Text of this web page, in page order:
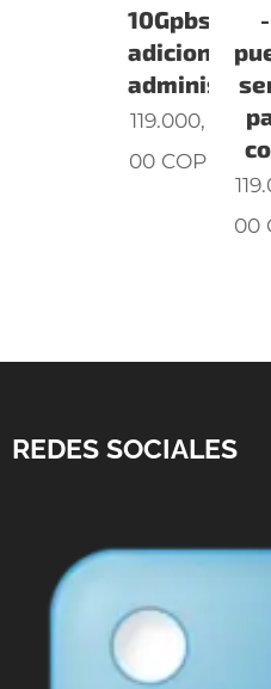
10Gpbs
adicionales
administr
119.000,
00 COP
00
REDES SOCIALES